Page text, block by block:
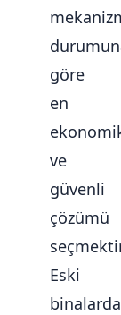
göre
en
ve
güvenli
çözümü
Eski
binalarda